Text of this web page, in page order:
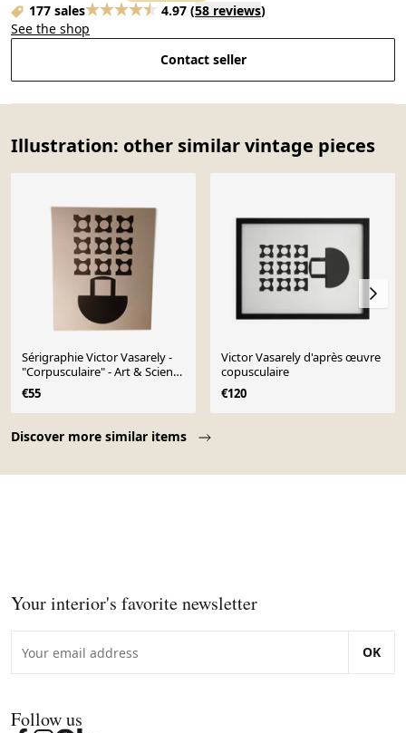
177 sales
4.97 (58 reviews)
See the shop
Contact seller
Illustration: other similar vintage pieces
Discover more similar items
Sérigraphie Victor Vasarely -
"Corpusculaire" - Art & Science
/ Struct
€55
Victor Vasarely d'après œuvre
copusculaire
€120
Your interior's favorite newsletter
OK
Follow us